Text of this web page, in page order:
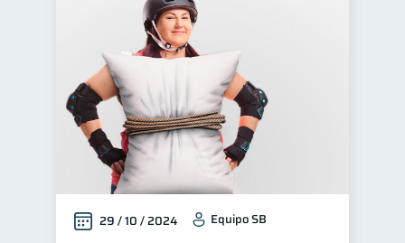
29 / 10 / 2024 Equipo SB